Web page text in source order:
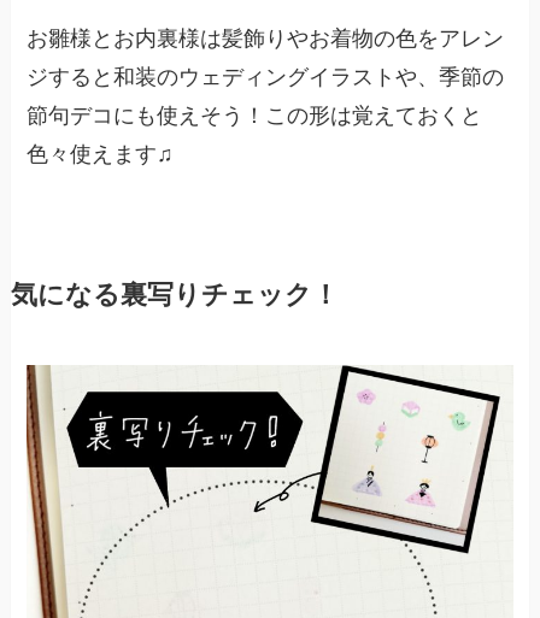
お雛様とお内裏様は髪飾りやお着物の色をアレン
ジすると和装のウェディングイラストや、季節の
節句デコにも使えそう！この形は覚えておくと
色々使えます♫
気になる裏写りチェック！